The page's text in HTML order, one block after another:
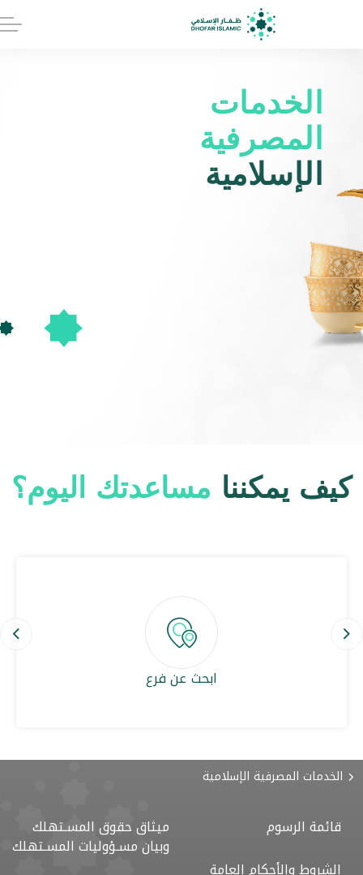
الخدمات
المصرفية
الإسلامية
كيف يمكننا مساعدتك اليوم؟
ابحث عن فرع
Next
الخدمات المصرفية الإسلامية
قائمة الرسوم
ميثاق حقوق المسـتهلك
وبيان مسـؤوليات المسـتهلك
الشروط والأحكام العامة